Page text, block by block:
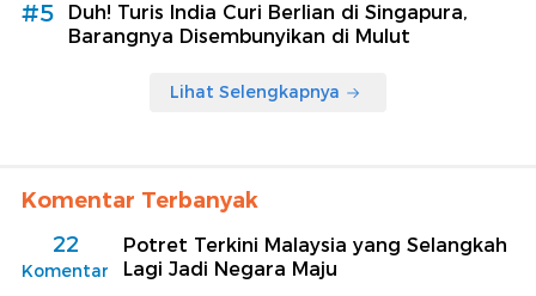
#5
Duh! Turis India Curi Berlian di Singapura,
Barangnya Disembunyikan di Mulut
Lihat Selengkapnya
Komentar Terbanyak
22
Komentar
Potret Terkini Malaysia yang Selangkah
Lagi Jadi Negara Maju